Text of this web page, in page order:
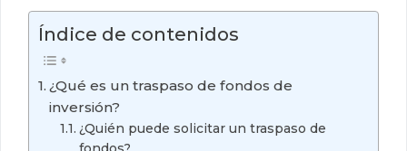
Índice de contenidos
¿Qué es un traspaso de fondos de
inversión?
¿Quién puede solicitar un traspaso de